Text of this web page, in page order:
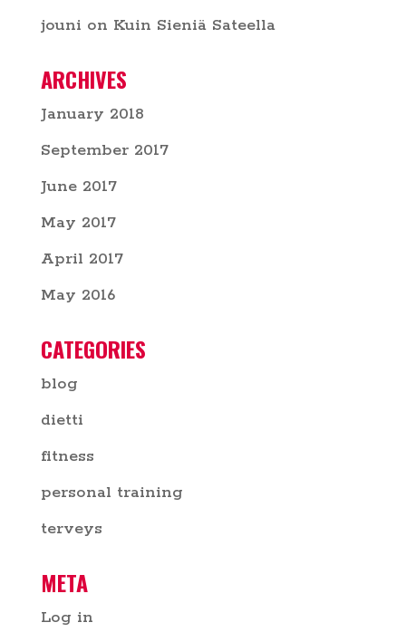
jouni on Kuin Sieniä Sateella
ARCHIVES
January 2018
September 2017
June 2017
May 2017
April 2017
May 2016
CATEGORIES
blog
dietti
fitness
personal training
terveys
META
Log in